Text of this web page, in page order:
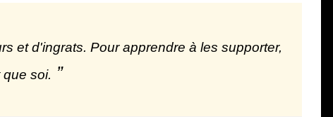
et d'ingrats. Pour apprendre à les supporter,
soi.